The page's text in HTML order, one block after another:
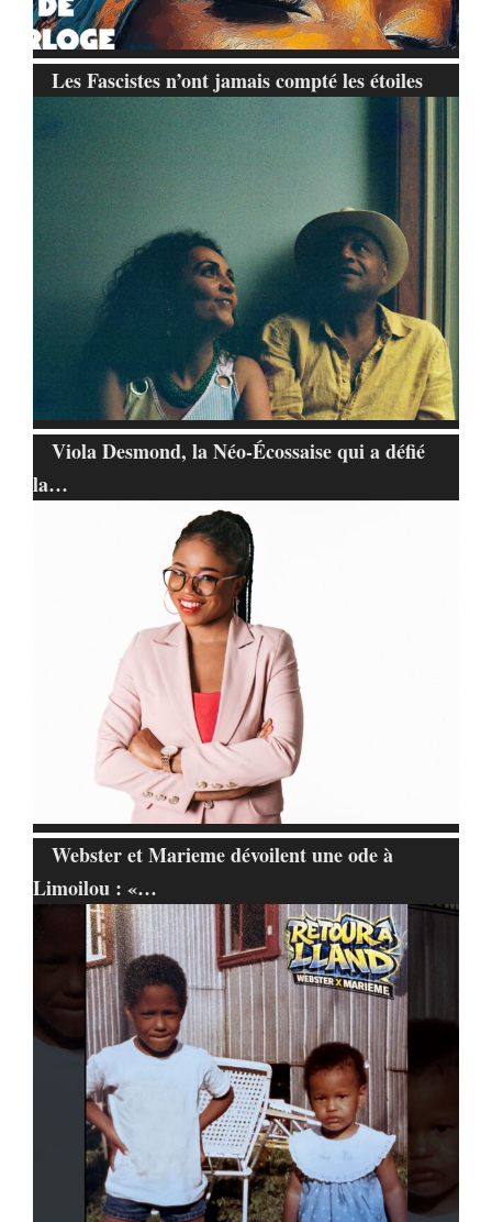
Les Fascistes n’ont jamais compté les étoiles
Viola Desmond, la Néo-Écossaise qui a défié
la…
Webster et Marieme dévoilent une ode à
Limoilou : «…